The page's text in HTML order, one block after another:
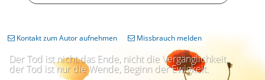
Der Tod ist nicht das Ende, nicht die Vergänglichkeit,
der Tod ist nur die Wende, Beginn der Ewigkeit.
Kontakt zum Autor aufnehmen Missbrauch melden